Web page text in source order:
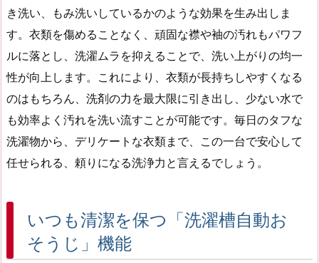
き洗い、もみ洗いしているかのような効果を生み出しま
す。衣類を傷めることなく、頑固な襟や袖の汚れもパワフ
ルに落とし、洗濯ムラを抑えることで、洗い上がりの均一
性が向上します。これにより、衣類が長持ちしやすくなる
のはもちろん、洗剤の力を最大限に引き出し、少ない水で
も効率よく汚れを洗い流すことが可能です。毎日のタフな
洗濯物から、デリケートな衣類まで、この一台で安心して
任せられる、頼りになる洗浄力と言えるでしょう。
いつも清潔を保つ「洗濯槽自動お
そうじ」機能